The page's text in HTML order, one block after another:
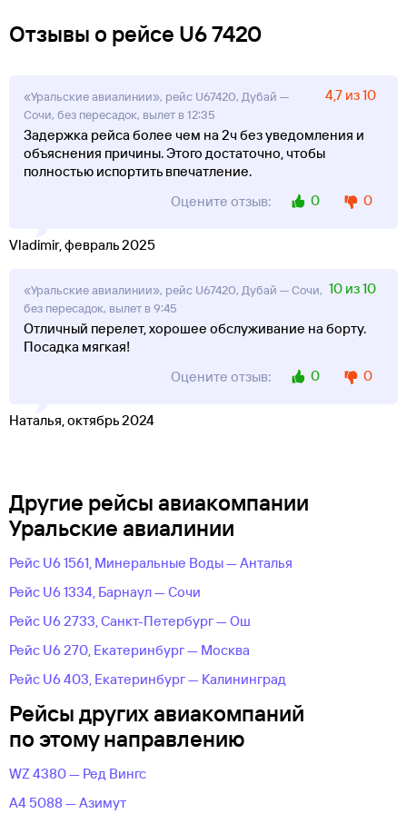
Отзывы о рейсе U6 7420
«Уральские авиалинии», рейс U67420, Дубай —
Сочи, без пересадок, вылет в 12:35
4,7 из 10
Задержка рейса более чем на 2ч без уведомления и
объяснения причины. Этого достаточно, чтобы
полностью испортить впечатление.
Оцените отзыв:
0 0
Vladimir, февраль 2025
«Уральские авиалинии», рейс U67420, Дубай — Сочи,
без пересадок, вылет в 9:45
10 из 10
Отличный перелет, хорошее обслуживание на борту.
Посадка мягкая!
Оцените отзыв:
0 0
Наталья, октябрь 2024
Другие рейсы авиакомпании
Уральские авиалинии
Рейс U6 1561, Минеральные Воды — Анталья
Рейс U6 1334, Барнаул — Сочи
Рейс U6 2733, Санкт-Петербург — Ош
Рейс U6 270, Екатеринбург — Москва
Рейс U6 403, Екатеринбург — Калининград
Рейсы других авиакомпаний
по этому направлению
WZ 4380 — Ред Вингс
A4 5088 — Азимут